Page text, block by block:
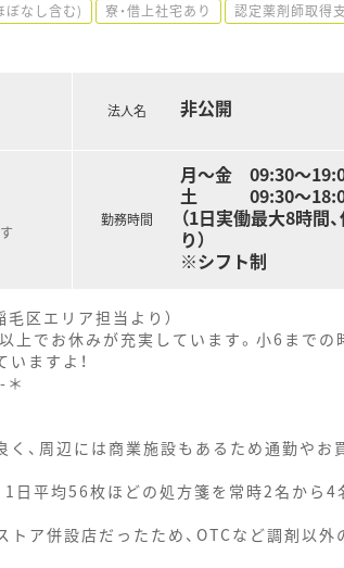
ぼなし含む) 寮・借上社宅あり 認定薬剤師取得
法人名 非公開
勤務時間
月～金 09:30～
土 09:30～
（1日実働最大8時間
り）
※シフト制
区エリア担当より）
上でお休みが充実しています。小6までの
ますよ！
、周辺には商業施設もあるため通勤やお
日平均56枚ほどの処方箋を常時2名から4
ア併設店だったため、OTCなど調剤以外